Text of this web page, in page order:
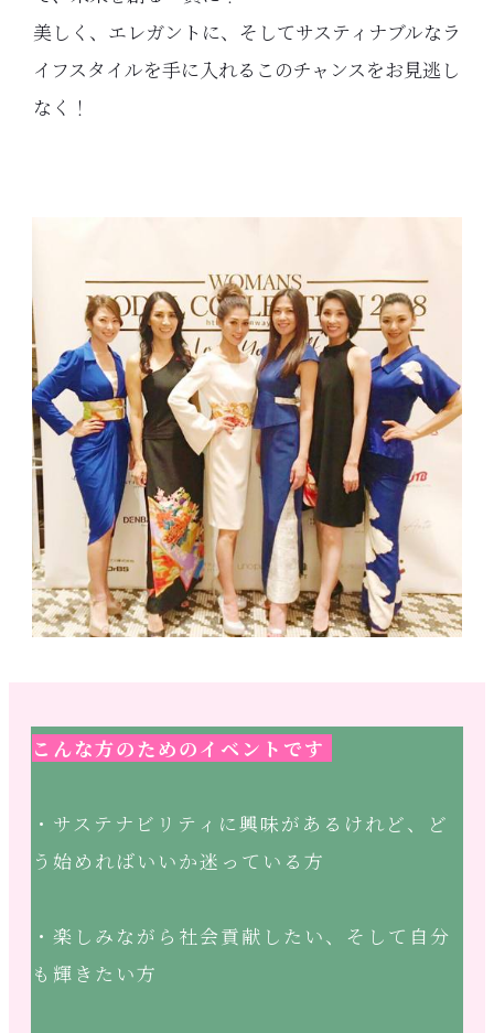
美しく、エレガントに、そしてサスティナブルなラ
イフスタイルを手に入れるこのチャンスをお見逃し
なく！
こんな方のためのイベントです
・サステナビリティに興味があるけれど、ど
う始めればいいか迷っている方
・楽しみながら社会貢献したい、そして自分
も輝きたい方